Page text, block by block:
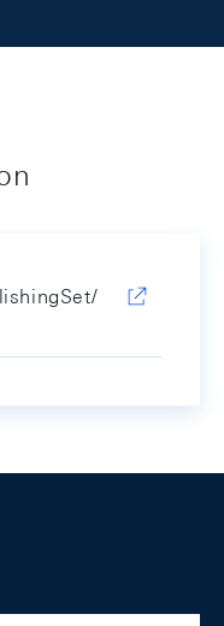
swiss-national-
@swissnationalbank